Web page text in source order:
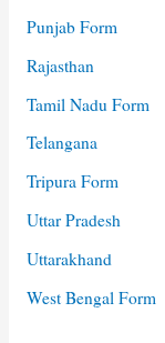
Punjab Form
Rajasthan
Tamil Nadu Form
Telangana
Tripura Form
Uttar Pradesh
Uttarakhand
West Bengal Form